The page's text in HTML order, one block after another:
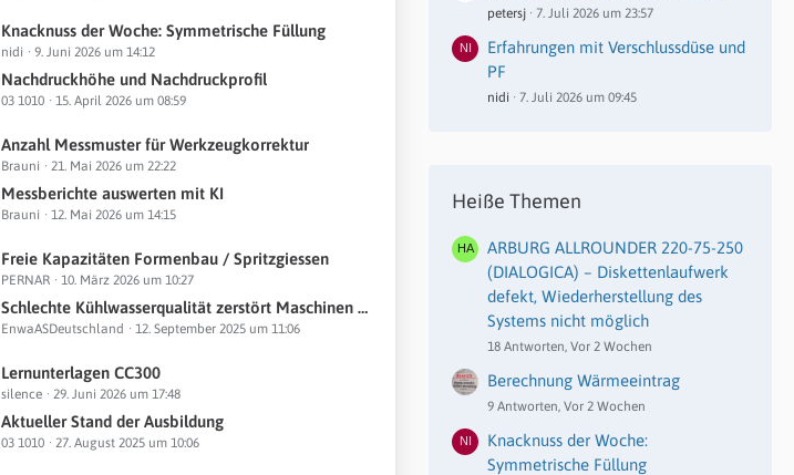
Knacknuss der Woche: Symmetrische Füllung
nidi 9. Juni 2026 um 14:12
Nachdruckhöhe und Nachdruckprofil
03 1010 15. April 2026 um 08:59
Anzahl Messmuster für Werkzeugkorrektur
Brauni 21. Mai 2026 um 22:22
Messberichte auswerten mit KI
Brauni 12. Mai 2026 um 14:15
Freie Kapazitäten Formenbau / Spritzgiessen
PERNAR 10. März 2026 um 10:27
Schlechte Kühlwasserqualität zerstört Maschinen und Werkzeuge -Neue Wege ohne Chemie-
EnwaASDeutschland 12. September 2025 um 11:06
Lernunterlagen CC300
silence 29. Juni 2026 um 17:48
Aktueller Stand der Ausbildung
03 1010 27. August 2025 um 10:06
petersj 7. Juli 2026 um 23:57
Erfahrungen mit Verschlussdüse und
PF
nidi 7. Juli 2026 um 09:45
Heiße Themen
ARBURG ALLROUNDER 220-75-250
(DIALOGICA) – Diskettenlaufwerk
defekt, Wiederherstellung des
Systems nicht möglich
18 Antworten, Vor 2 Wochen
Berechnung Wärmeeintrag
9 Antworten, Vor 2 Wochen
Knacknuss der Woche:
Symmetrische Füllung